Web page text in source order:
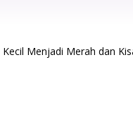
Menjadi Merah dan